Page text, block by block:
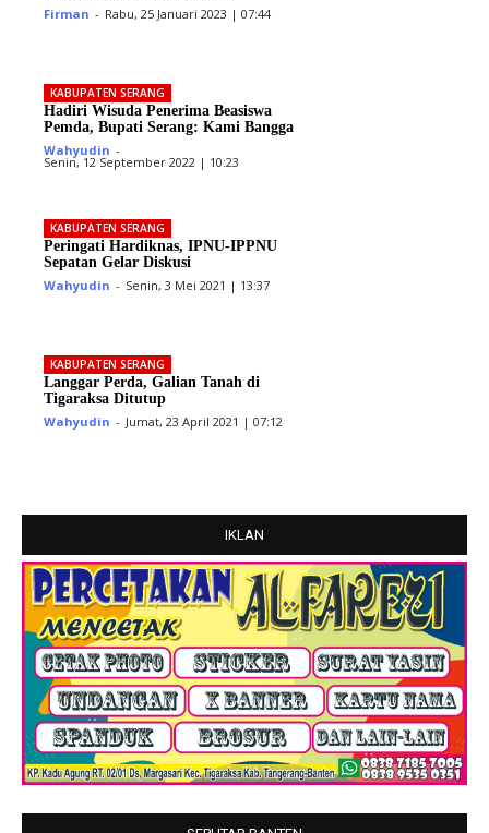
Firman - Rabu, 25 Januari 2023 | 07:44
KABUPATEN SERANG
Hadiri Wisuda Penerima Beasiswa
Pemda, Bupati Serang: Kami Bangga
Wahyudin -
Senin, 12 September 2022 | 10:23
KABUPATEN SERANG
Peringati Hardiknas, IPNU-IPPNU
Sepatan Gelar Diskusi
Wahyudin - Senin, 3 Mei 2021 | 13:37
KABUPATEN SERANG
Langgar Perda, Galian Tanah di
Tigaraksa Ditutup
Wahyudin - Jumat, 23 April 2021 | 07:12
IKLAN